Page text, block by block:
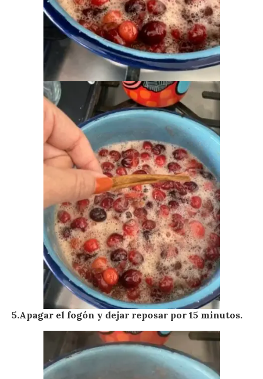
5.Apagar el fogón y dejar reposar por 15 minutos.